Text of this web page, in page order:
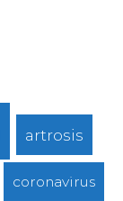
artrosis
coronavirus